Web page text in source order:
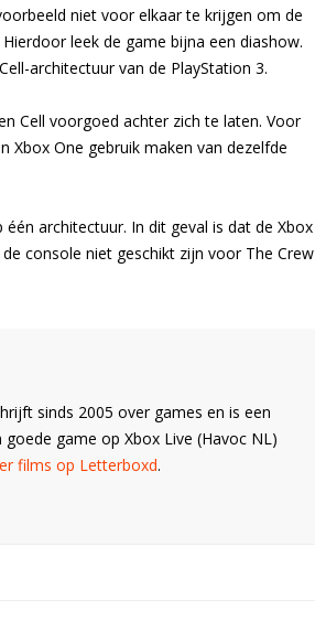
niet voor elkaar te krijgen om de
leek de game bijna een diashow.
architectuur van de PlayStation 3.
Cell voorgoed achter zich te laten. Voor
Xbox One gebruik maken van dezelfde
architectuur. In dit geval is dat de Xbox
console niet geschikt zijn voor The Crew
sinds 2005 over games en is een
game op Xbox Live (Havoc NL)
films op Letterboxd.